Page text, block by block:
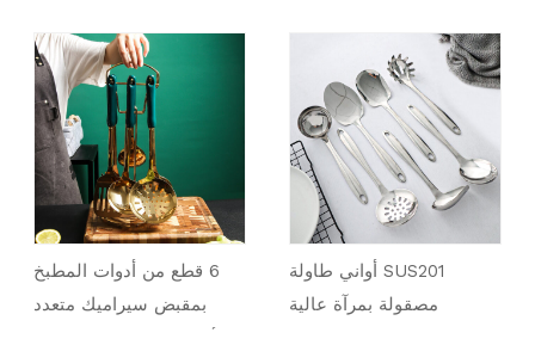
SUS201 أواني طاولة
مصقولة بمرآة عالية
6 قطع من أدوات المطبخ
بمقبض سيراميك متعدد